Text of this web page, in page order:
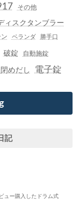
その他
ィスクタンブラー
ベランダ 勝手口
破錠 自動施錠
めだし 電子錠
記
ュー購入したドラム式